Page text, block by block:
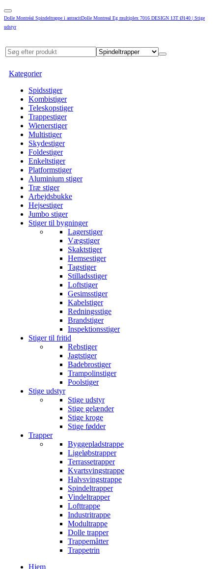
Dolle Montréal Spindeltrappe i antracitDolle Montreal Eg multiplex 7016 DESIGN 13T Ø140 | Stige
udstyr
Kategorier
Spidsstiger
Kombistiger
Teleskopstiger
Trappestiger
Wienerstiger
Multistiger
Skydestiger
Foldestiger
Enkeltstiger
Platformstiger
Aluminium stiger
Træ stiger
Arbejdsbukke
Hejsestiger
Jumbo stiger
Stiger til bygninger
Lagerstiger
Vægstiger
Skaktstiger
Hemsestiger
Tagstiger
Stilladsstiger
Loftstiger
Gesimsstiger
Kabelstiger
Redningsstige
Brandstiger
Inspektionsstiger
Stiger til fritid
Rebstiger
Jagtstiger
Badebrostiger
Trampolinstiger
Poolstiger
Stige udstyr
Stige udstyr
Stige gelænder
Stige kroge
Stige fødder
Trapper
Byggepladstrappe
Ligeløbstrapper
Terrassetrapper
Kvartsvingstrappe
Halvsvingstrappe
Spindeltrapper
Vindeltrapper
Lofttrappe
Industritrappe
Modultrappe
Dolle trapper
Trappemåtter
Trappetrin
Hjem